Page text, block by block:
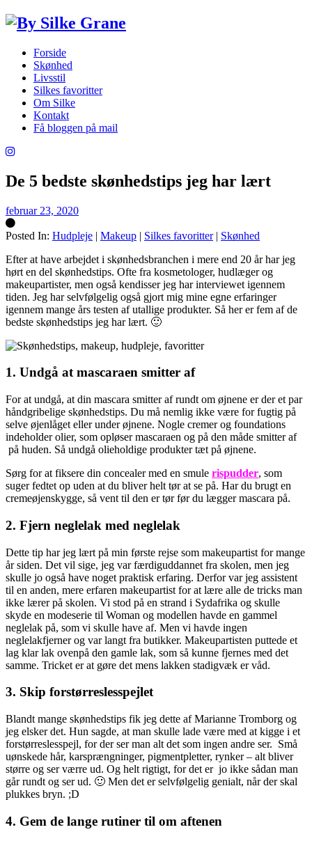
Forside
Skønhed
Livsstil
Silkes favoritter
Om Silke
Kontakt
Få bloggen på mail
De 5 bedste skønhedstips jeg har lært
februar 23, 2020
Posted In: Hudpleje | Makeup | Silkes favoritter| Skønhed
Efter at have arbejdet i skønhedsbranchen i mere end 20 år har jeg
hørt en del skønhedstips. Ofte fra kosmetologer, hudlæger og
makeupartister, men også kendisser jeg har interviewet igennem
tiden. Jeg har selvfølgelig også gjort mig mine egne erfaringer
igennem mange års testen af utallige produkter. Så her er fem af de
bedste skønhedstips jeg har lært. 🙂
1. Undgå at mascaraen smitter af
For at undgå, at din mascara smitter af rundt om øjnene er der et par
håndgribelige skønhedstips. Du må nemlig ikke være for fugtig på
selve øjenlåget eller under øjnene. Nogle cremer og foundations
indeholder olier, som opløser mascaraen og på den måde smitter af
på huden. Så undgå olieholdige produkter tæt på øjnene.
Sørg for at fiksere din concealer med en smule rispudder, som
suger fedtet op uden at du bliver helt tør at se på. Har du brugt en
cremeøjenskygge, så vent til den er tør før du lægger mascara på.
2. Fjern neglelak med neglelak
Dette tip har jeg lært på min første rejse som makeupartist for mange
år siden. Det vil sige, jeg var færdiguddannet fra skolen, men jeg
skulle jo også have noget praktisk erfaring. Derfor var jeg assistent
til en anden, mere erfaren makeupartist for at lære alle de tricks man
ikke lærer på skolen. Vi stod på en strand i Sydafrika og skulle
skyde en modeserie til Woman og modellen havde en gammel
neglelak på, som vi skulle have af. Men vi havde ingen
neglelakfjerner og var langt fra butikker. Makeupartisten puttede et
lag klar lak ovenpå den gamle lak, som så kunne fjernes med det
samme. Tricket er at gøre det mens lakken stadigvæk er våd.
3. Skip forstørreslesspejlet
Blandt mange skønhedstips fik jeg dette af Marianne Tromborg og
jeg elsker det. Hun sagde, at man skulle lade være med at kigge i et
forstørreslesspejl, for der ser man alt det som ingen andre ser. Små
uønskede hår, karsprængninger, pigmentpletter, rynker – alt bliver
større og ser værre ud. Og helt rigtigt, for det er jo ikke sådan man
går rundt og ser ud. 🙂 Men det er selvfølgelig genialt, når der skal
plukkes bryn. ;D
4. Gem de lange rutiner til om aftenen